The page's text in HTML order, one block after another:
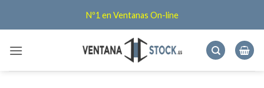
Nº1 en Ventanas On-line